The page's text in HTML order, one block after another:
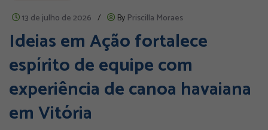
13 de julho de 2026 / By Priscilla Moraes
Ideias em Ação fortalece
espírito de equipe com
experiência de canoa havaiana
em Vitória